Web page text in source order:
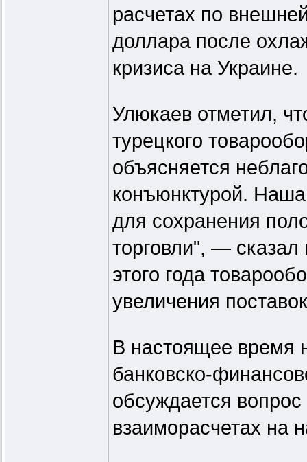
расчетах по
доллара после
кризиса на Украине.
Улюкаев отметил,
турецкого
объясняется
конъюнктурой.
для сохранения
торговли", —
этого года
увеличения
В настоящее время
банковско-
обсуждается
взаиморасчетах на